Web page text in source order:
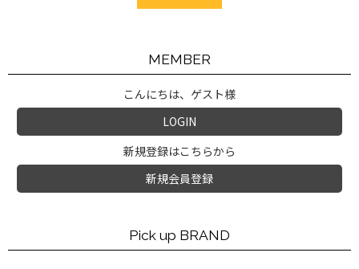
MEMBER
こんにちは、ゲスト様
LOGIN
新規登録はこちらから
新規会員登録
Pick up BRAND